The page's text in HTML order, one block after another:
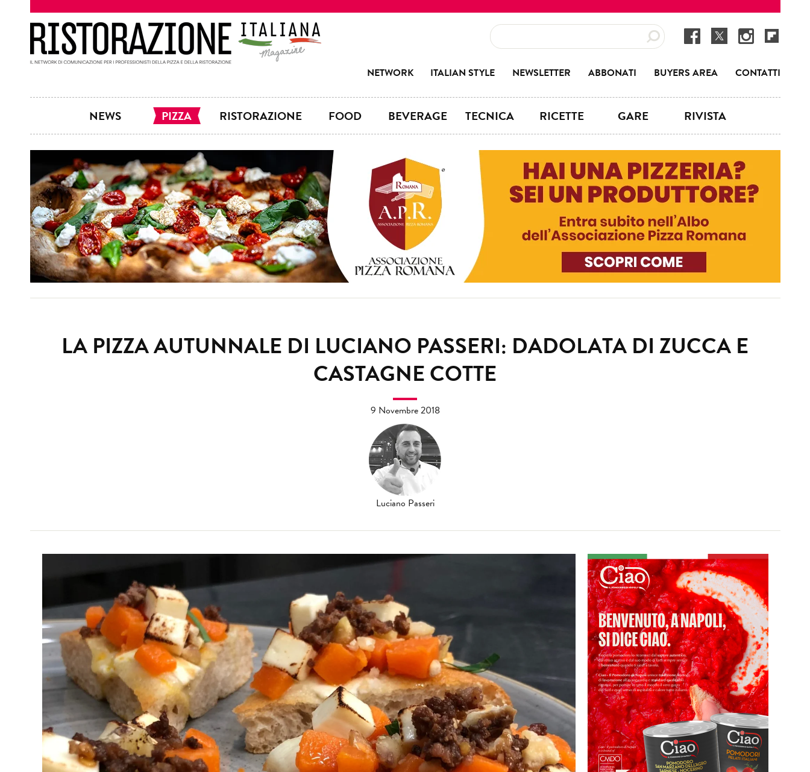
NETWORK ITALIAN STYLE NEWSLETTER ABBONATI BUYERS AREA CONTATTI
NEWS PIZZA RISTORAZIONE FOOD BEVERAGE TECNICA RICETTE GARE RIVISTA
LA PIZZA AUTUNNALE DI LUCIANO PASSERI: DADOLATA DI ZUCCA E
CASTAGNE COTTE
9 Novembre 2018
Luciano Passeri